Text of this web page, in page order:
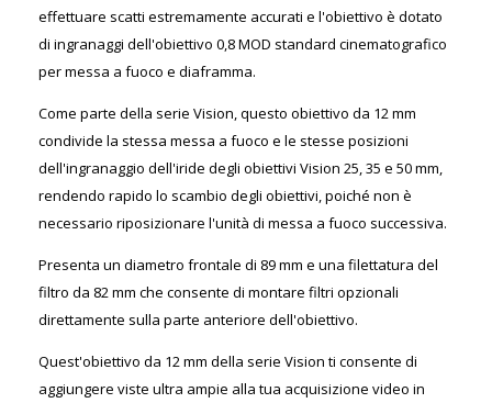
effettuare scatti estremamente accurati e l'obiettivo è dotato
di ingranaggi dell'obiettivo 0,8 MOD standard cinematografico
per messa a fuoco e diaframma.
Come parte della serie Vision, questo obiettivo da 12 mm
condivide la stessa messa a fuoco e le stesse posizioni
dell'ingranaggio dell'iride degli obiettivi Vision 25, 35 e 50 mm,
rendendo rapido lo scambio degli obiettivi, poiché non è
necessario riposizionare l'unità di messa a fuoco successiva.
Presenta un diametro frontale di 89 mm e una filettatura del
filtro da 82 mm che consente di montare filtri opzionali
direttamente sulla parte anteriore dell'obiettivo.
Quest'obiettivo da 12 mm della serie Vision ti consente di
aggiungere viste ultra ampie alla tua acquisizione video in